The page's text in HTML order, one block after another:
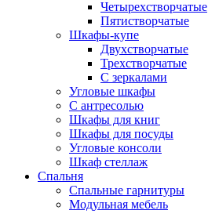
Четырехстворчатые
Пятистворчатые
Шкафы-купе
Двухстворчатые
Трехстворчатые
С зеркалами
Угловые шкафы
С антресолью
Шкафы для книг
Шкафы для посуды
Угловые консоли
Шкаф стеллаж
Спальня
Спальные гарнитуры
Модульная мебель